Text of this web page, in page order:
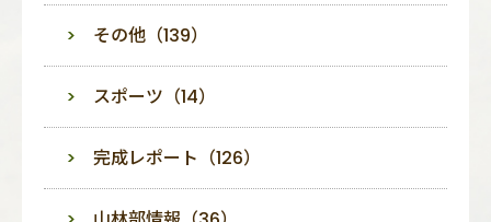
その他（139）
スポーツ（14）
完成レポート（126）